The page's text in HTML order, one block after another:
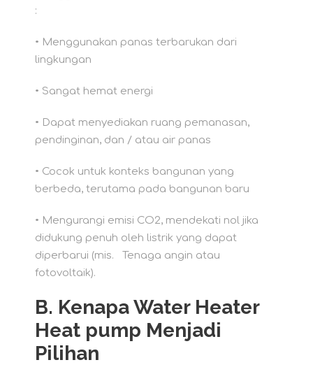
:
• Menggunakan panas terbarukan dari
lingkungan
• Sangat hemat energi
• Dapat menyediakan ruang pemanasan,
pendinginan, dan / atau air panas
• Cocok untuk konteks bangunan yang
berbeda, terutama pada bangunan baru
• Mengurangi emisi CO2, mendekati nol jika
didukung penuh oleh listrik yang dapat
diperbarui (mis. Tenaga angin atau
fotovoltaik).
B. Kenapa Water Heater
Heat pump Menjadi
Pilihan